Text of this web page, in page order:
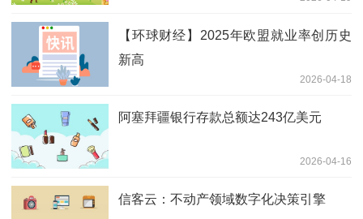
【环球财经】2025年欧盟就业率创历史
新高
2026-04-18
阿塞拜疆银行存款总额达243亿美元
2026-04-16
信客云：不动产领域数字化决策引擎